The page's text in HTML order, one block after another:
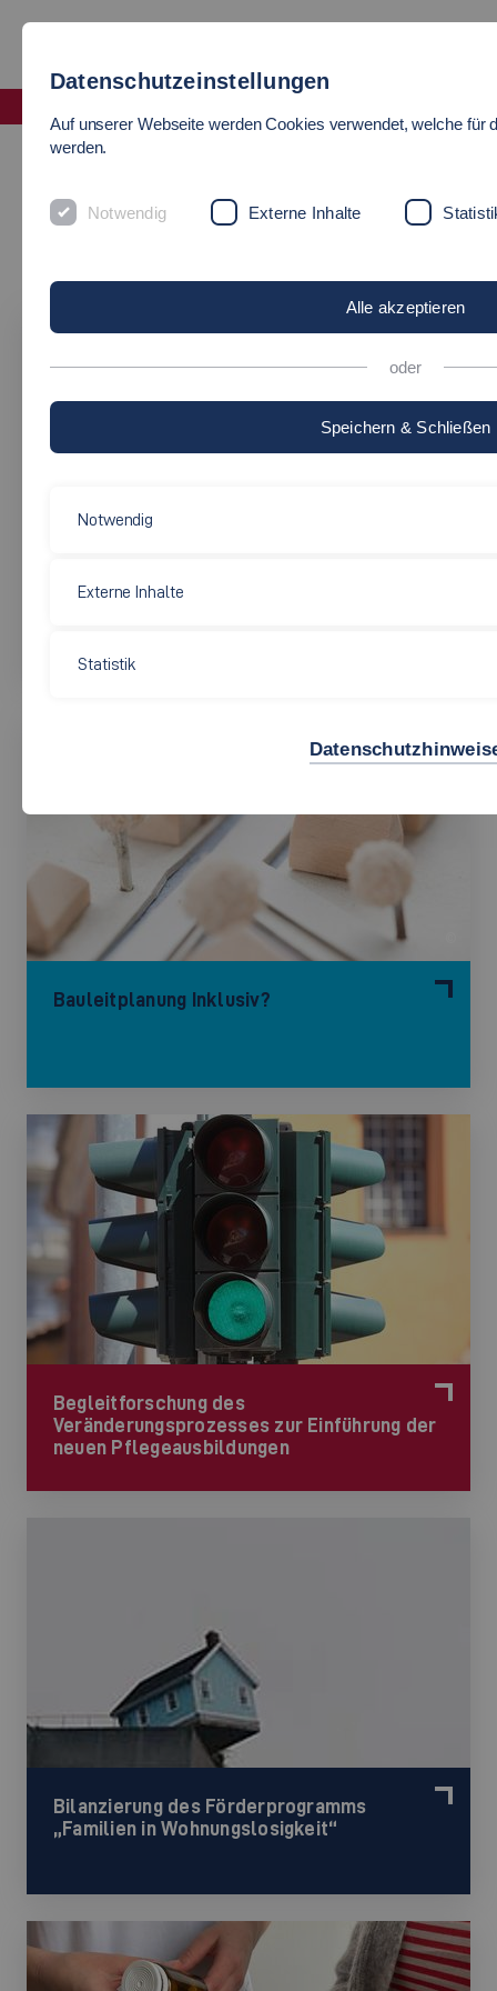
Abgeschlossene Projekte
ABGESCHLOSSENE
Analyse der neuen
Bauleitplanung Inklusiv?
Begleitforschung des
Veränderungsprozesses zur Einführung der
neuen Pflegeausbildungen
Bilanzierung des Förderprogramms
„Familien in Wohnungslosigkeit“
Datenschutzeinstellungen
Auf unserer Webseite werden Cookies verwendet, welche für
werden.
Notwendig Externe Inhalte
Alle akzeptieren
oder
Speichern & Schließen
Notwendig
Externe Inhalte
Statistik